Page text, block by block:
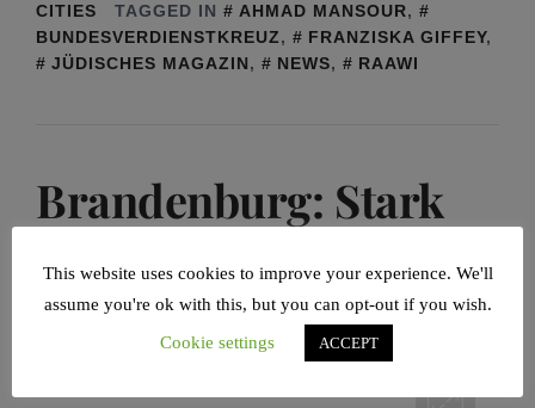
CITIES TAGGED IN AHMAD MANSOUR,
BUNDESVERDIENSTKREUZ, FRANZISKA GIFFEY,
JÜDISCHES MAGAZIN, NEWS, RAAWI
Brandenburg: Stark
gegen Antisemitismus
POSTED ON 02/11/2021 BYARMIN LEVY
This website uses cookies to improve your experience. We'll
assume you're ok with this, but you can opt-out if you wish.
Cookie settings
ACCEPT